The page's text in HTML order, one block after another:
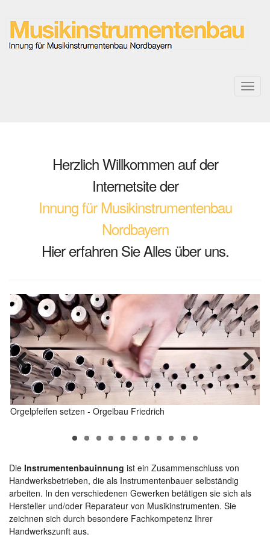
Herzlich Willkommen auf der
Internetsite der
Innung für Musikinstrumentenbau
Nordbayern
Hier erfahren Sie Alles über uns.
Orgelpfeifen setzen - Orgelbau Friedrich
Die Instrumentenbauinnung ist ein Zusammenschluss von
Handwerksbetrieben, die als Instrumentenbauer selbständig
arbeiten. In den verschiedenen Gewerken betätigen sie sich als
Hersteller und/oder Reparateur von Musikinstrumenten. Sie
zeichnen sich durch besondere Fachkompetenz Ihrer
Handwerkszunft aus.